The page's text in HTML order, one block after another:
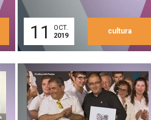
11
OCT.
2019
cultura